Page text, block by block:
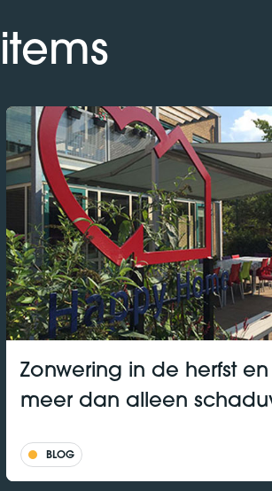
Zonwering in de herfst
meer dan alleen
BLOG